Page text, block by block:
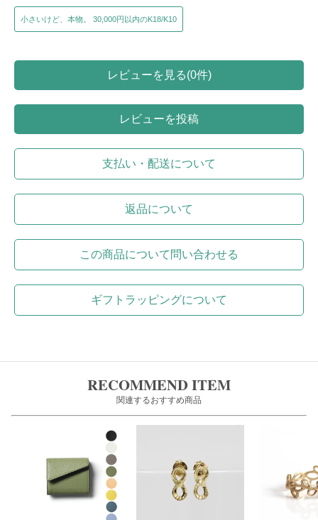
小さいけど、本物。 30,000円以内のK18/K10
レビューを見る(0件)
レビューを投稿
支払い・配送について
返品について
この商品について問い合わせる
ギフトラッピングについて
RECOMMEND ITEM
関連するおすすめ商品